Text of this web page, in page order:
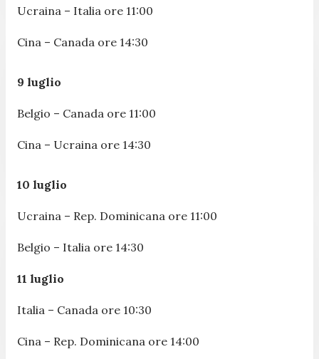
Ucraina – Italia ore 11:00
Cina – Canada ore 14:30
9 luglio
Belgio – Canada ore 11:00
Cina – Ucraina ore 14:30
10 luglio
Ucraina – Rep. Dominicana ore 11:00
Belgio – Italia ore 14:30
11 luglio
Italia – Canada ore 10:30
Cina – Rep. Dominicana ore 14:00